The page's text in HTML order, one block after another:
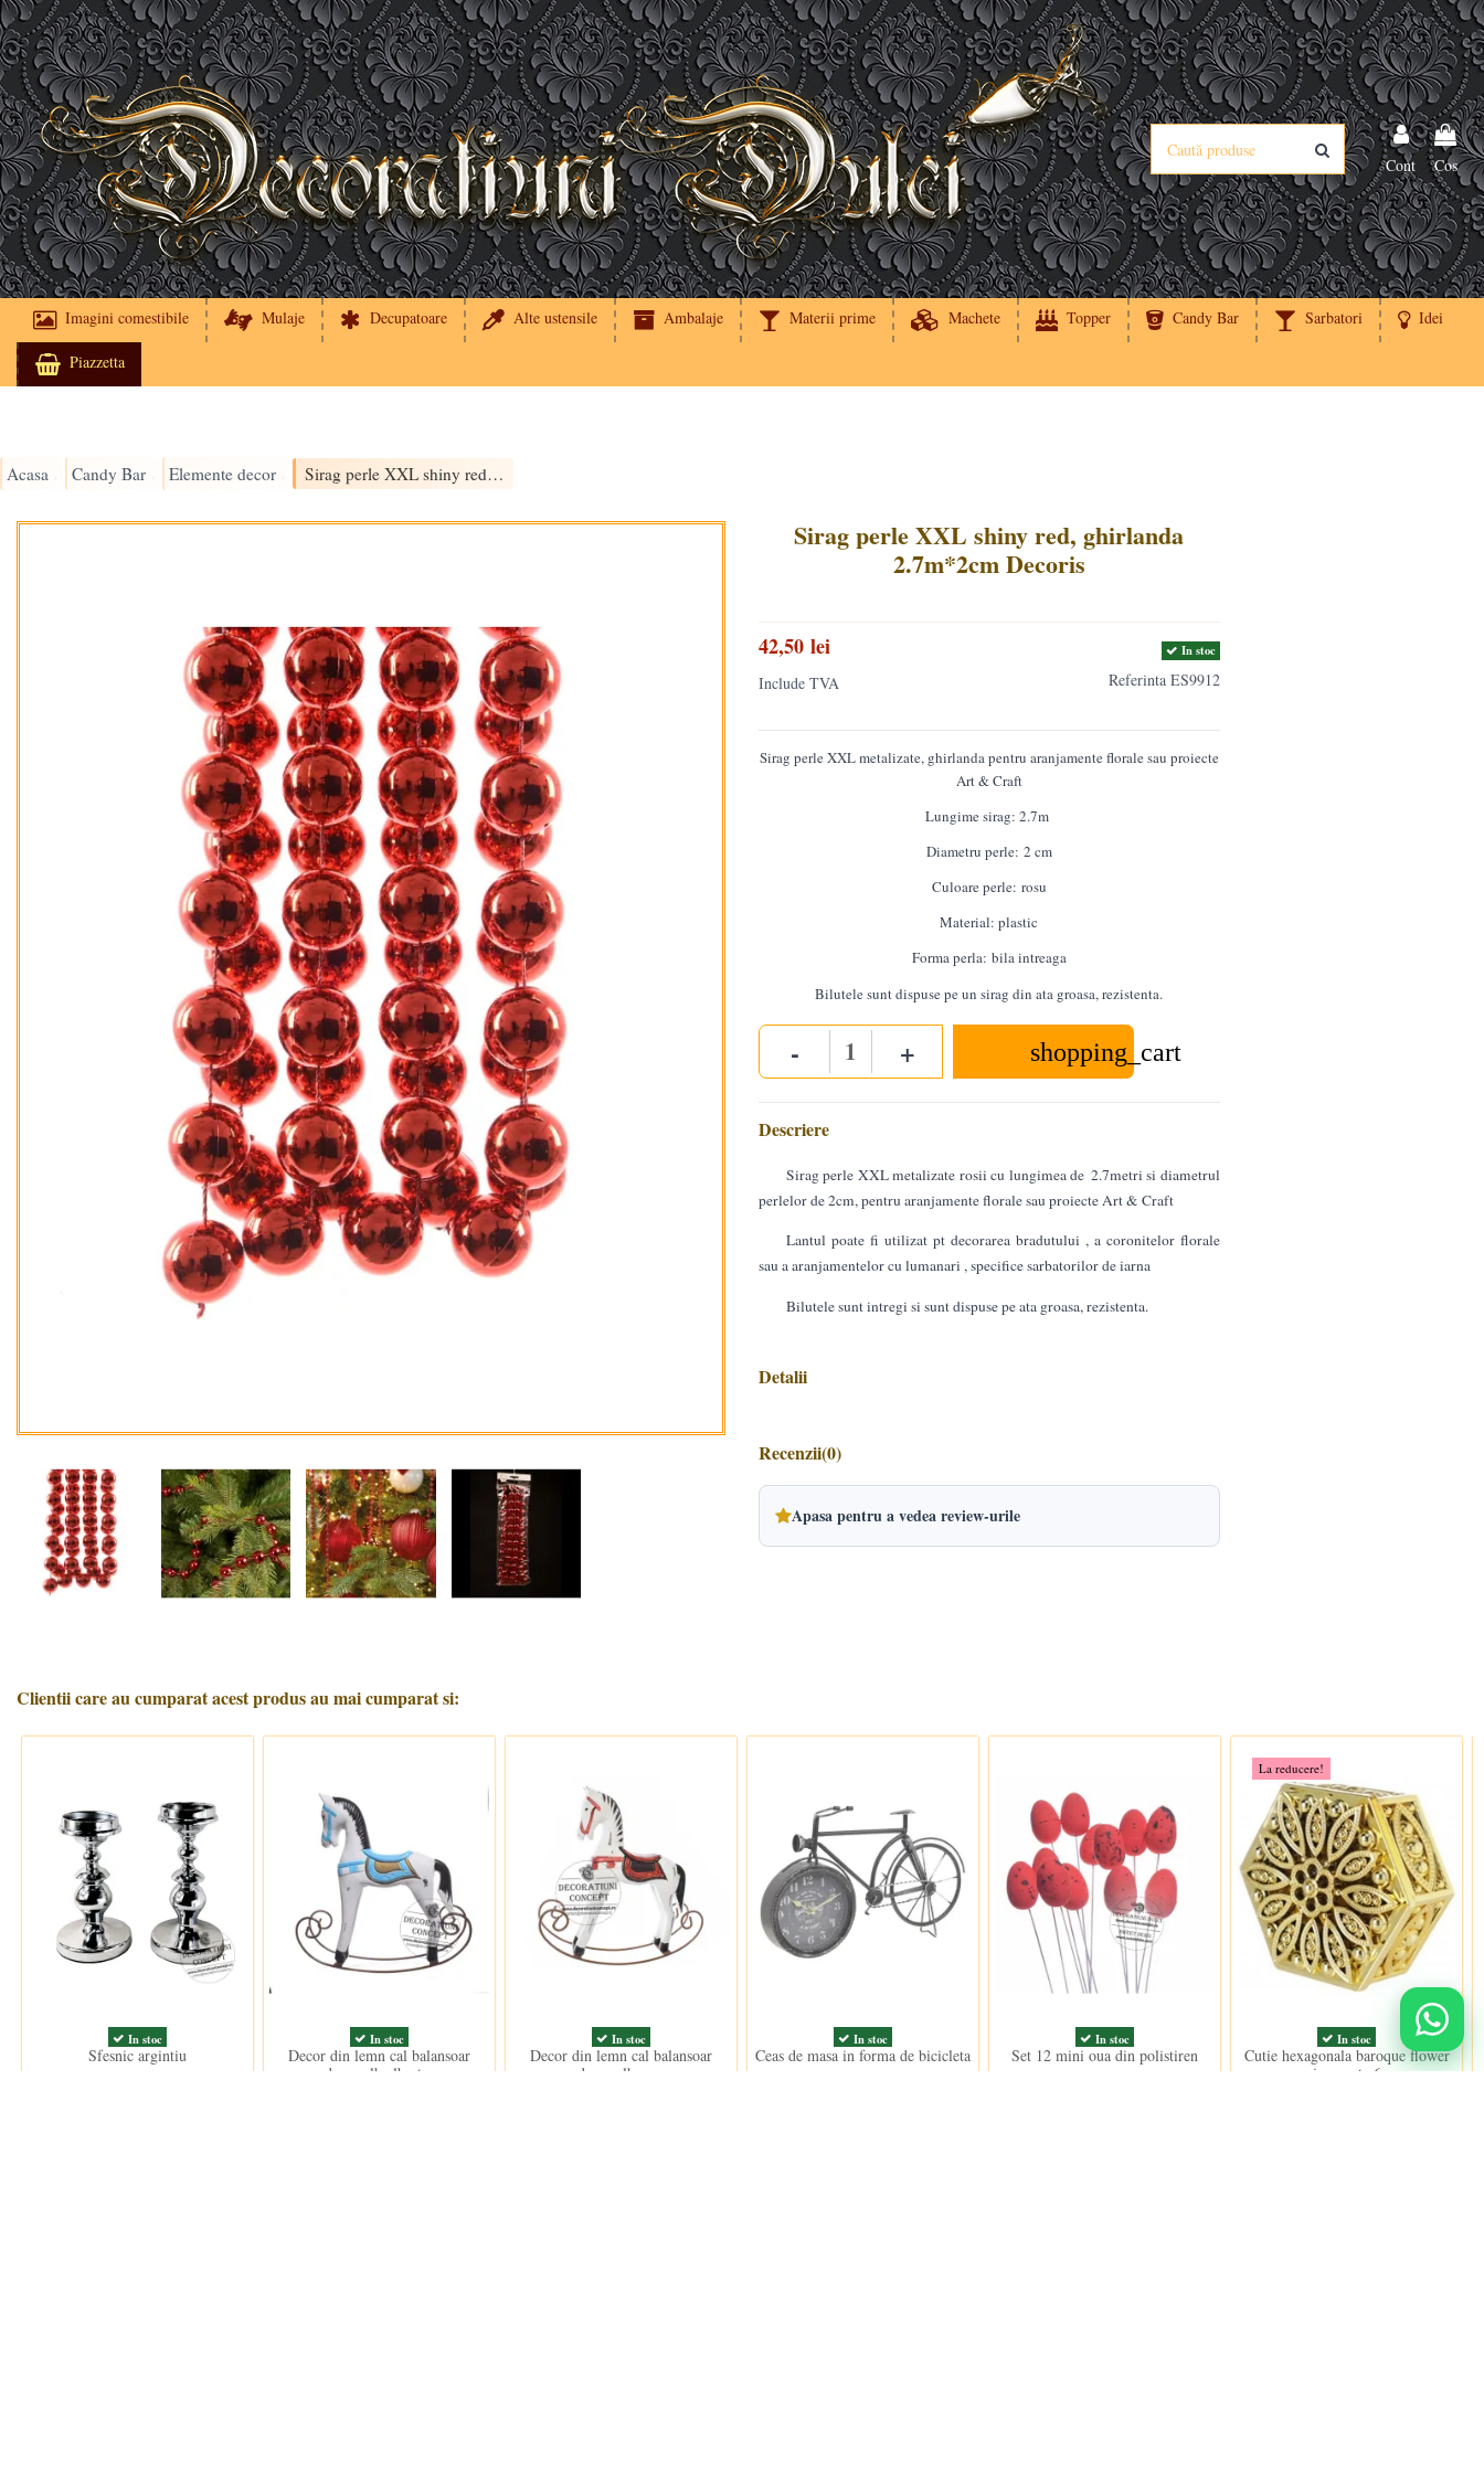
Cont Cos
Imagini comestibile Mulaje Decupatoare Alte ustensile Ambalaje Materii prime Machete Topper Candy Bar Sarbatori Idei
Piazzetta
Acasa Candy Bar Elemente decor Sirag perle XXL shiny red, ghirlanda 2.7m*2cm Decoris
Sirag perle XXL shiny red, ghirlanda
2.7m*2cm Decoris
Referinta ES9912
In stoc
42,50 lei
Include TVA
Sirag perle XXL metalizate, ghirlanda pentru aranjamente florale sau proiecte
Art & Craft
Lungime sirag: 2.7m
Diametru perle: 2 cm
Culoare perle: rosu
Material: plastic
Forma perla: bila intreaga
Bilutele sunt dispuse pe un sirag din ata groasa, rezistenta.
- Quantity
+ shopping_cart
Descriere
Sirag perle XXL metalizate rosii cu lungimea de 2.7metri si diametrul
perlelor de 2cm, pentru aranjamente florale sau proiecte Art & Craft
Lantul poate fi utilizat pt decorarea bradutului , a coronitelor florale
sau a aranjamentelor cu lumanari , specifice sarbatorilor de iarna
Bilutele sunt intregi si sunt dispuse pe ata groasa, rezistenta.
Detalii
Recenzii(0)
Apasa pentru a vedea review-urile
Clientii care au cumparat acest produs au mai cumparat si:
In stoc
Sfesnic argintiu
In stoc
Decor din lemn cal balansoar
decor alb albastru
In stoc
Decor din lemn cal balansoar
decor alb rosu
In stoc
Ceas de masa in forma de bicicleta
In stoc
Set 12 mini oua din polistiren
La reducere!
In stoc
Cutie hexagonala baroque flower
aurie, caseta 6cm